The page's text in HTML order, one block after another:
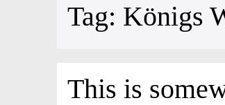
Tag: Königs
This is